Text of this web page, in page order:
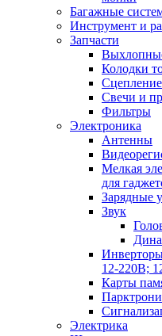
Багажные
Инструмент и
Запчасти
Колодки
Сцепление
Свечи и
Фильтры
Электроника
Антенны
Мелкая
для
Зарядные
Звук
12-220В;
Карты
Электрика